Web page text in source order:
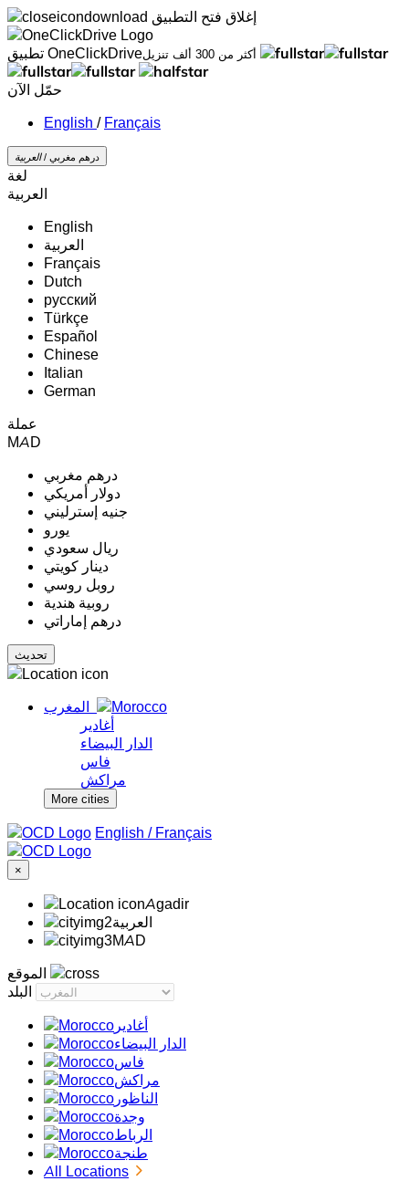
إغلاق فتح التطبيق
تطبيق OneClickDrive
أكثر من 300 ألف تنزيل
حمّل الآن
/ Français
درهم مغربي /‏العربية‏
لغة
‏العربية‏
English
‏العربية‏
Français
Dutch
русский
Türkçe
Español
Chinese
Italian
German
عملة
MAD
درهم مغربي
دولار أمريكي
جنيه إسترليني
يورو
ريال سعودي
دينار كويتي
روبل روسي
روبية هندية
درهم إماراتي
المغرب
أغادير
الدار البيضاء
فاس
مراكش
More cities
/ Français
×
Agadir
‏العربية‏
MAD
أغادير
الدار البيضاء
فاس
مراكش
الناظور
وجدة
الرباط
طنجة
All Locations